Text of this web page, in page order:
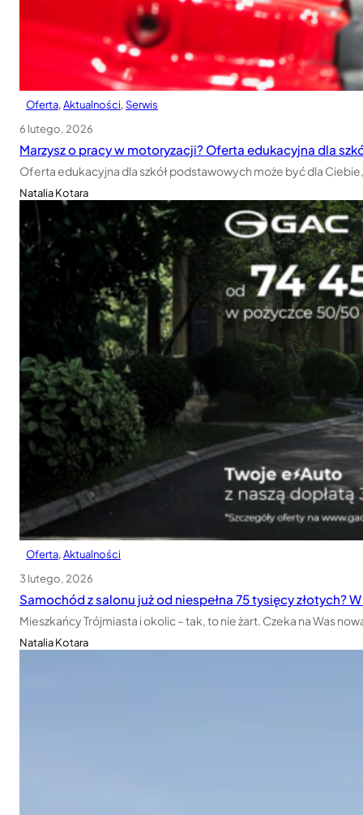
Oferta, Aktualności, Serwis
6 lutego, 2026
Marzysz o pracy w motoryzacji? Oferta edukacyjna dla
Oferta edukacyjna dla szkół podstawowych może być dla
Natalia Kotara
Oferta, Aktualności
3 lutego, 2026
Samochód z salonu już od niespełna 75 tysięcy złotych?
Mieszkańcy Trójmiasta i okolic – tak, to nie żart. Czeka na Was
Natalia Kotara